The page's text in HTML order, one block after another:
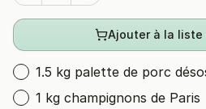
Ajouter à la liste
1.5 kg palette de porc
1 kg champignons de Paris